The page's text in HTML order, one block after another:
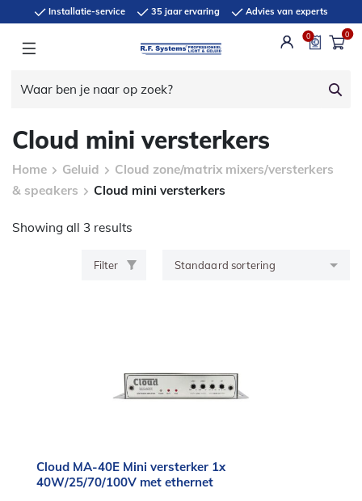
Installatie-service 35 jaar ervaring Advies van experts
0 0
Cloud mini versterkers
Home Geluid
Cloud zone/matrix mixers/versterkers
& speakers
Cloud mini versterkers
Showing all 3 results
Filter
Cloud MA-40E Mini versterker 1x
40W/25/70/100V met ethernet